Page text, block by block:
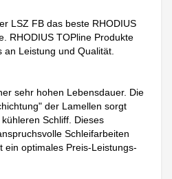
LSZ FB das beste RHODIUS
RHODIUS TOPline Produkte
Leistung und Qualität.
sehr hohen Lebensdauer. Die
der Lamellen sorgt
Schliff. Dieses
Schleifarbeiten
ein optimales Preis-Leistungs-